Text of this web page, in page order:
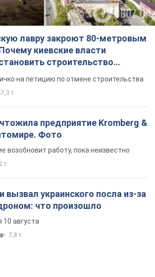
лавру закроют 80-метровым
киевские власти
строительство
верующего"
на петицию по отмене строительства
т.
предприятие Kromberg &
Фото
возобновит работу, пока неизвестно
т.
украинского посла из-за
что произошло
10 августа
7,8 т.